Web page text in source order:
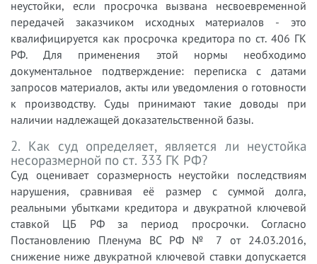
неустойки, если просрочка вызвана несвоевременной
передачей заказчиком исходных материалов - это
квалифицируется как просрочка кредитора по ст. 406 ГК
РФ. Для применения этой нормы необходимо
документальное подтверждение: переписка с датами
запросов материалов, акты или уведомления о готовности
к производству. Суды принимают такие доводы при
наличии надлежащей доказательственной базы.
2. Как суд определяет, является ли неустойка
несоразмерной по ст. 333 ГК РФ?
Суд оценивает соразмерность неустойки последствиям
нарушения, сравнивая её размер с суммой долга,
реальными убытками кредитора и двукратной ключевой
ставкой ЦБ РФ за период просрочки. Согласно
Постановлению Пленума ВС РФ № 7 от 24.03.2016,
снижение ниже двукратной ключевой ставки допускается